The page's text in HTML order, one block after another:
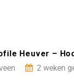
Heuver –
2 weken